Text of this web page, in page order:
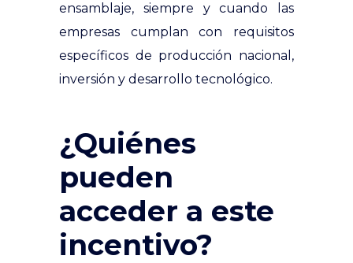
ensamblaje, siempre y cuando las
empresas cumplan con requisitos
específicos de producción nacional,
inversión y desarrollo tecnológico.
¿Quiénes
pueden
acceder a este
incentivo?